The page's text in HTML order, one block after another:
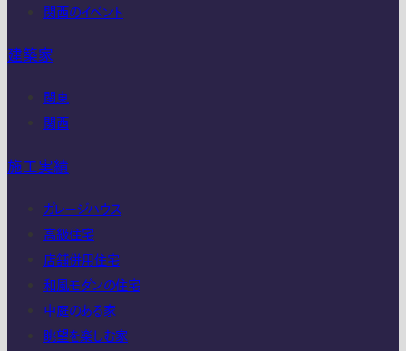
関西のイベント
建築家
関東
関西
施工実績
ガレージハウス
高級住宅
店舗併用住宅
和風モダンの住宅
中庭のある家
眺望を楽しむ家